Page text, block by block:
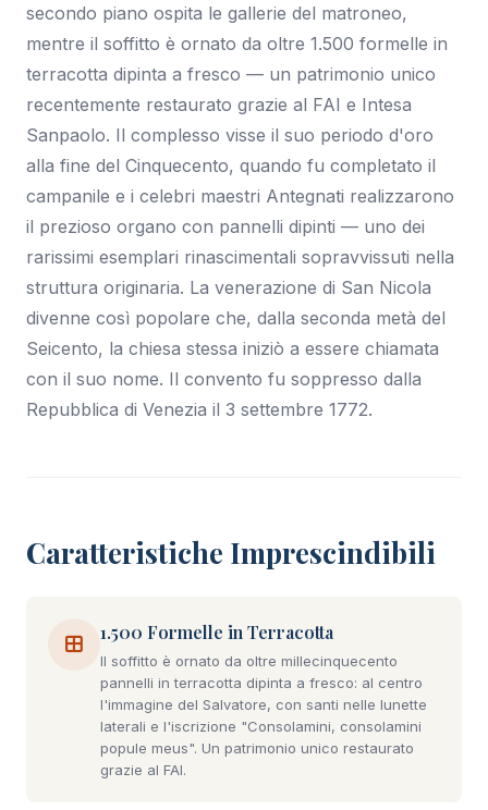
secondo piano ospita le gallerie del matroneo,
mentre il soffitto è ornato da oltre 1.500 formelle in
terracotta dipinta a fresco — un patrimonio unico
recentemente restaurato grazie al FAI e Intesa
Sanpaolo. Il complesso visse il suo periodo d'oro
alla fine del Cinquecento, quando fu completato il
campanile e i celebri maestri Antegnati realizzarono
il prezioso organo con pannelli dipinti — uno dei
rarissimi esemplari rinascimentali sopravvissuti nella
struttura originaria. La venerazione di San Nicola
divenne così popolare che, dalla seconda metà del
Seicento, la chiesa stessa iniziò a essere chiamata
con il suo nome. Il convento fu soppresso dalla
Repubblica di Venezia il 3 settembre 1772.
Caratteristiche Imprescindibili
1.500 Formelle in Terracotta
Il soffitto è ornato da oltre millecinquecento
pannelli in terracotta dipinta a fresco: al centro
l'immagine del Salvatore, con santi nelle lunette
laterali e l'iscrizione "Consolamini, consolamini
popule meus". Un patrimonio unico restaurato
grazie al FAI.